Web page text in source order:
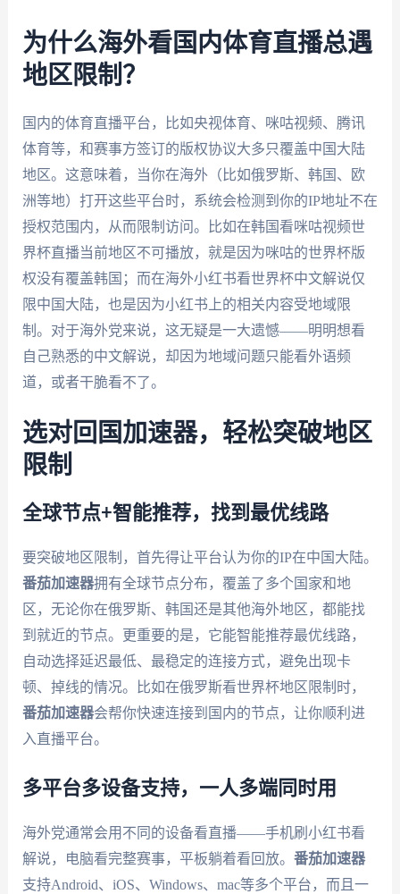
为什么海外看国内体育直播总遇
地区限制？
国内的体育直播平台，比如央视体育、咪咕视频、腾讯
体育等，和赛事方签订的版权协议大多只覆盖中国大陆
地区。这意味着，当你在海外（比如俄罗斯、韩国、欧
洲等地）打开这些平台时，系统会检测到你的IP地址不在
授权范围内，从而限制访问。比如在韩国看咪咕视频世
界杯直播当前地区不可播放，就是因为咪咕的世界杯版
权没有覆盖韩国；而在海外小红书看世界杯中文解说仅
限中国大陆，也是因为小红书上的相关内容受地域限
制。对于海外党来说，这无疑是一大遗憾——明明想看
自己熟悉的中文解说，却因为地域问题只能看外语频
道，或者干脆看不了。
选对回国加速器，轻松突破地区
限制
全球节点+智能推荐，找到最优线路
要突破地区限制，首先得让平台认为你的IP在中国大陆。
番茄加速器拥有全球节点分布，覆盖了多个国家和地
区，无论你在俄罗斯、韩国还是其他海外地区，都能找
到就近的节点。更重要的是，它能智能推荐最优线路，
自动选择延迟最低、最稳定的连接方式，避免出现卡
顿、掉线的情况。比如在俄罗斯看世界杯地区限制时，
番茄加速器会帮你快速连接到国内的节点，让你顺利进
入直播平台。
多平台多设备支持，一人多端同时用
海外党通常会用不同的设备看直播——手机刷小红书看
解说，电脑看完整赛事，平板躺着看回放。 番茄加速器
支持Android、iOS、Windows、mac等多个平台，而且一